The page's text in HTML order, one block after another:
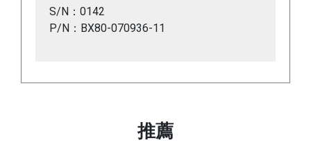
S/N：0142
P/N：BX80-070936-11
推薦